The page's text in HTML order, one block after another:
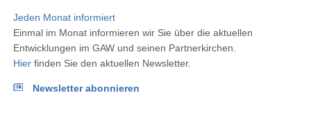
Jeden Monat informiert
Einmal im Monat informieren wir Sie über die aktuellen
Entwicklungen im GAW und seinen Partnerkirchen.
Hierfinden Sie den aktuellen Newsletter.
Newsletter abonnieren